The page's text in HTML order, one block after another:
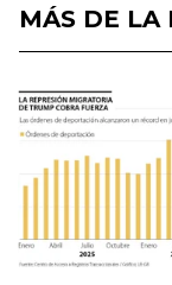
MÁS DE LA